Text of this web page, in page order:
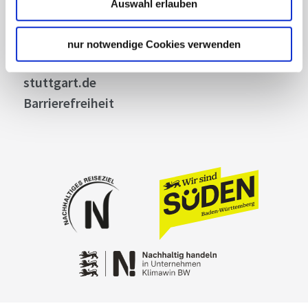
Auswahl erlauben
nur notwendige Cookies verwenden
Kontakt
Cookies
Impressum
stuttgart.de
Barrierefreiheit